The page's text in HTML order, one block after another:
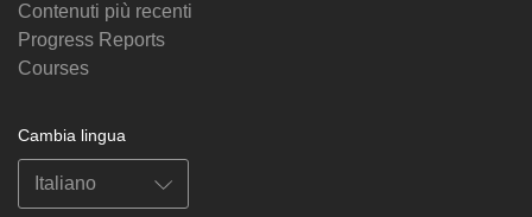
Contenuti più recenti
Progress Reports
Courses
Cambia lingua